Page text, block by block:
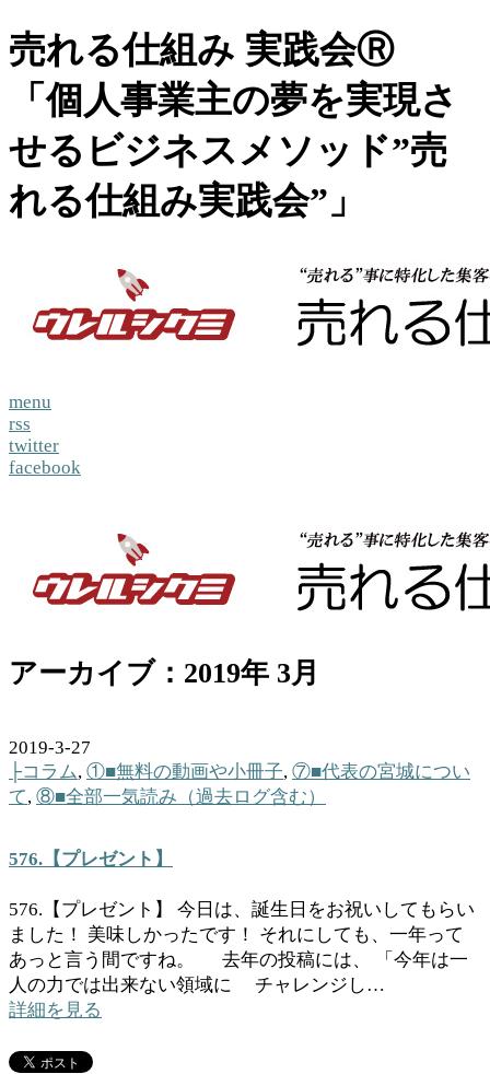
売れる仕組み 実践会Ⓡ
「個人事業主の夢を実現さ
せるビジネスメソッド”売
れる仕組み実践会”」
menu
rss
twitter
facebook
アーカイブ：2019年 3月
2019-3-27
├コラム, ①■無料の動画や小冊子, ⑦■代表の宮城につい
て, ⑧■全部一気読み（過去ログ含む）
576.【プレゼント】
576.【プレゼント】 今日は、誕生日をお祝いしてもらい
ました！ 美味しかったです！ それにしても、一年って
あっと言う間ですね。 去年の投稿には、 「今年は一
人の力では出来ない領域に チャレンジし…
詳細を見る